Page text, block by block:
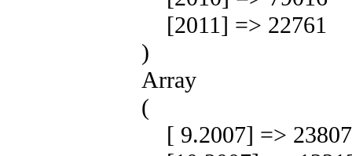
[2011] => 22761
)
Array
(
[ 9.2007] => 23807